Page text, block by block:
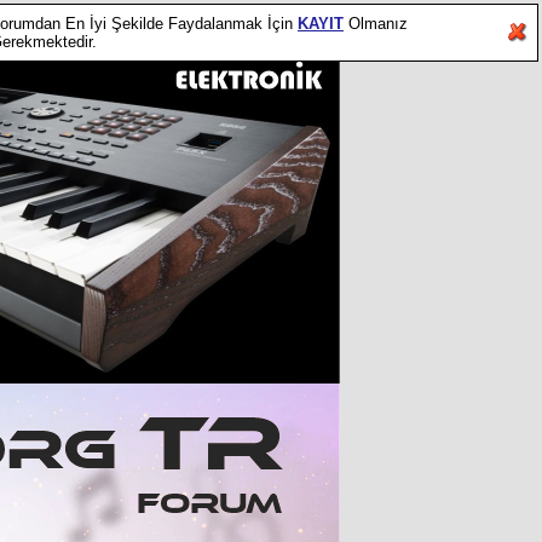
En İyi Şekilde Faydalanmak İçin KAYIT Olmanız